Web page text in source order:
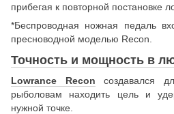
прибегая к повторной постановке
*Беспроводная ножная педаль
пресноводной моделью Recon.
Точность и мощность в
Lowrance Recon создавался
рыболовам находить цель и
нужной точке.